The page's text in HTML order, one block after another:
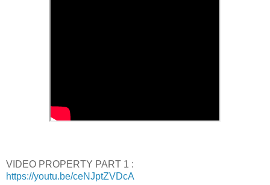
VIDEO PROPERTY PART 1 :
https://youtu.be/ceNJptZVDcA